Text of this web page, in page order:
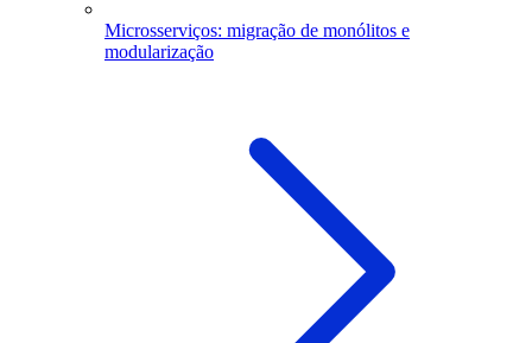
Microsserviços: migração de monólitos e
modularização